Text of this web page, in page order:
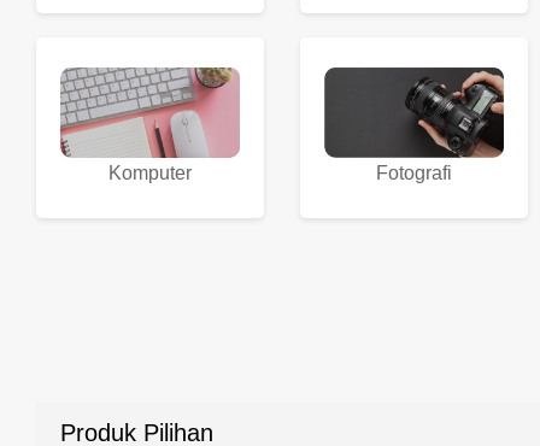
Komputer Fotografi
Produk Pilihan